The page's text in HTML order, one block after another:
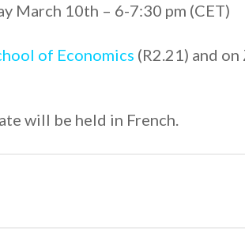
March 10th – 6-7:30 pm (CET)
of Economics (R2.21) and
will be held in French.